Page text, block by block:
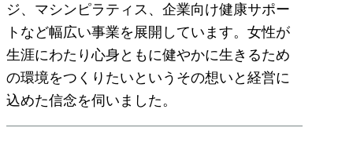
ジ、マシンピラティス、企業向け健康サポー
トなど幅広い事業を展開しています。女性が
生涯にわたり心身ともに健やかに生きるため
の環境をつくりたいというその想いと経営に
込めた信念を伺いました。